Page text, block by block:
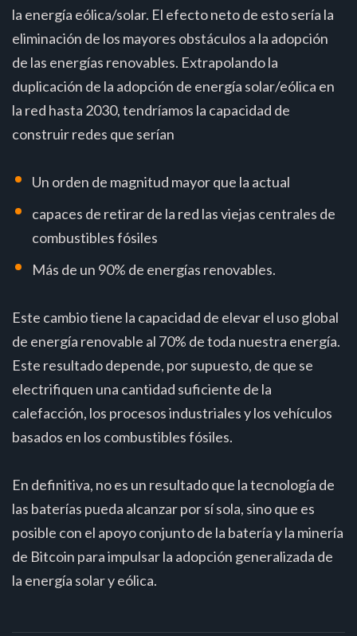
la energía eólica/solar. El efecto neto de esto sería la
eliminación de los mayores obstáculos a la adopción
de las energías renovables. Extrapolando la
duplicación de la adopción de energía solar/eólica en
la red hasta 2030, tendríamos la capacidad de
construir redes que serían
Un orden de magnitud mayor que la actual
capaces de retirar de la red las viejas centrales de
combustibles fósiles
Más de un 90% de energías renovables.
Este cambio tiene la capacidad de elevar el uso global
de energía renovable al 70% de toda nuestra energía.
Este resultado depende, por supuesto, de que se
electrifiquen una cantidad suficiente de la
calefacción, los procesos industriales y los vehículos
basados en los combustibles fósiles.
En definitiva, no es un resultado que la tecnología de
las baterías pueda alcanzar por sí sola, sino que es
posible con el apoyo conjunto de la batería y la minería
de Bitcoin para impulsar la adopción generalizada de
la energía solar y eólica.